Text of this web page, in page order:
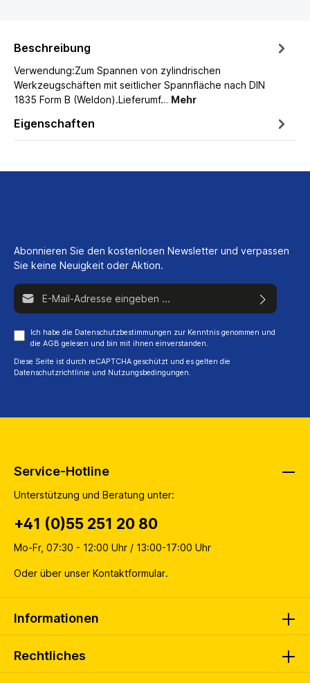
Beschreibung
Verwendung:Zum Spannen von zylindrischen
Werkzeugschäften mit seitlicher Spannfläche nach DIN
1835 Form B (Weldon).Lieferumf… Mehr
Eigenschaften
Abonnieren Sie den kostenlosen Newsletter und verpassen
Sie keine Neuigkeit oder Aktion.
E-Mail-Adresse*
Ich habe die Datenschutzbestimmungen zur Kenntnis genommen und
die AGB gelesen und bin mit ihnen einverstanden.
Diese Seite ist durch reCAPTCHA geschützt und es gelten die
Datenschutzrichtlinie und Nutzungsbedingungen
Service-Hotline
Unterstützung und Beratung unter:
+41 (0)55 251 20 80
Mo-Fr, 07:30 - 12:00 Uhr / 13:00-17:00 Uhr
Oder über unser Kontaktformular.
Informationen
Rechtliches